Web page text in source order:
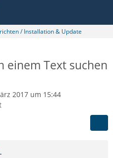
/ Installation & Update
einem Text suchen
2017 um 15:44